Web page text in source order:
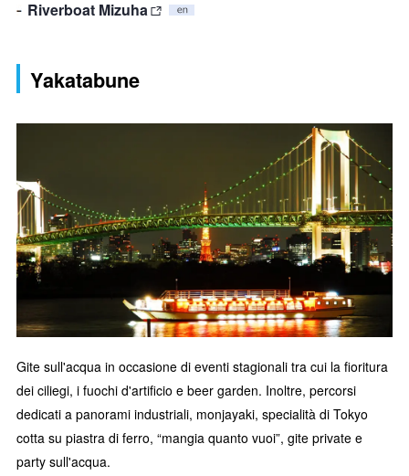
Riverboat Mizuha
Yakatabune
Gite sull'acqua in occasione di eventi stagionali tra cui la fioritura
dei ciliegi, i fuochi d'artificio e beer garden. Inoltre, percorsi
dedicati a panorami industriali, monjayaki, specialità di Tokyo
cotta su piastra di ferro, “mangia quanto vuoi”, gite private e
party sull'acqua.